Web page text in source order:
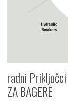
radni Priključci
ZA BAGERE